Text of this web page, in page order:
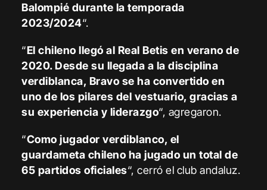
Balompié durante la temporada
2023/2024“.
“El chileno llegó al Real Betis en verano de
2020. Desde su llegada a la disciplina
verdiblanca, Bravo se ha convertido en
uno de los pilares del vestuario, gracias a
su experiencia y liderazgo“, agregaron.
“Como jugador verdiblanco, el
guardameta chileno ha jugado un total de
65 partidos oficiales“, cerró el club andaluz.